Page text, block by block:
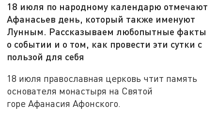
18 июля по народному календарю отмечают
Афанасьев день, который также именуют
Лунным. Рассказываем любопытные факты
о событии и о том, как провести эти сутки с
пользой для себя
18 июля православная церковь чтит память
основателя монастыря на Святой
горе Афанасия Афонского.